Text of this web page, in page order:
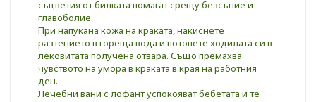
съцветия от билката помагат срещу безсъние и
главоболие.
При напукана кожа на краката, накиснете
разтението в гореща вода и потопете ходилата си в
лековитата получена отвара. Също премахва
чувството на умора в краката в края на работния
ден.
Лечебни вани с лофант успокояват бебетата и те